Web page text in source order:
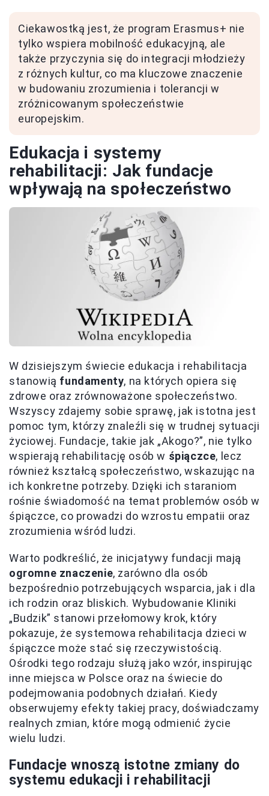
Ciekawostką jest, że program Erasmus+ nie
tylko wspiera mobilność edukacyjną, ale
także przyczynia się do integracji młodzieży
z różnych kultur, co ma kluczowe znaczenie
w budowaniu zrozumienia i tolerancji w
zróżnicowanym społeczeństwie
europejskim.
Edukacja i systemy
rehabilitacji: Jak fundacje
wpływają na społeczeństwo
W dzisiejszym świecie edukacja i rehabilitacja
stanowią fundamenty, na których opiera się
zdrowe oraz zrównoważone społeczeństwo.
Wszyscy zdajemy sobie sprawę, jak istotna jest
pomoc tym, którzy znaleźli się w trudnej sytuacji
życiowej. Fundacje, takie jak „Akogo?”, nie tylko
wspierają rehabilitację osób w śpiączce, lecz
również kształcą społeczeństwo, wskazując na
ich konkretne potrzeby. Dzięki ich staraniom
rośnie świadomość na temat problemów osób w
śpiączce, co prowadzi do wzrostu empatii oraz
zrozumienia wśród ludzi.
Warto podkreślić, że inicjatywy fundacji mają
ogromne znaczenie, zarówno dla osób
bezpośrednio potrzebujących wsparcia, jak i dla
ich rodzin oraz bliskich. Wybudowanie Kliniki
„Budzik” stanowi przełomowy krok, który
pokazuje, że systemowa rehabilitacja dzieci w
śpiączce może stać się rzeczywistością.
Ośrodki tego rodzaju służą jako wzór, inspirując
inne miejsca w Polsce oraz na świecie do
podejmowania podobnych działań. Kiedy
obserwujemy efekty takiej pracy, doświadczamy
realnych zmian, które mogą odmienić życie
wielu ludzi.
Fundacje wnoszą istotne zmiany do
systemu edukacji i rehabilitacji